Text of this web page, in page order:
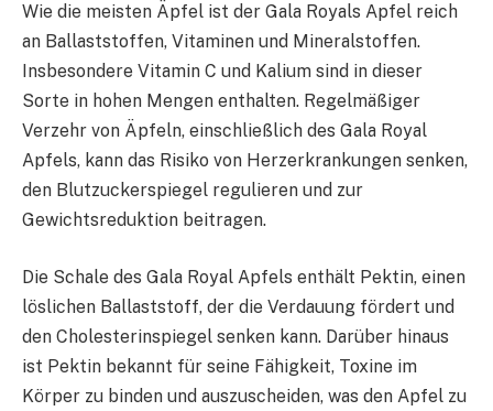
Wie die meisten Äpfel ist der Gala Royals Apfel reich
an Ballaststoffen, Vitaminen und Mineralstoffen.
Insbesondere Vitamin C und Kalium sind in dieser
Sorte in hohen Mengen enthalten. Regelmäßiger
Verzehr von Äpfeln, einschließlich des Gala Royal
Apfels, kann das Risiko von Herzerkrankungen senken,
den Blutzuckerspiegel regulieren und zur
Gewichtsreduktion beitragen.
Die Schale des Gala Royal Apfels enthält Pektin, einen
löslichen Ballaststoff, der die Verdauung fördert und
den Cholesterinspiegel senken kann. Darüber hinaus
ist Pektin bekannt für seine Fähigkeit, Toxine im
Körper zu binden und auszuscheiden, was den Apfel zu